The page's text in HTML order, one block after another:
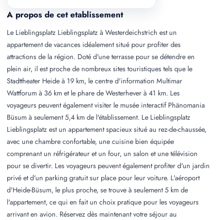
A propos de cet etablissement
Le Lieblingsplatz Lieblingsplatz à Westerdeichstrich est un
appartement de vacances idéalement situé pour profiter des
attractions de la région. Doté d'une terrasse pour se détendre en
plein air, il est proche de nombreux sites touristiques tels que le
Stadttheater Heide à 19 km, le centre d'information Multimar
Wattforum à 36 km et le phare de Westerhever à 41 km. Les
voyageurs peuvent également visiter le musée interactif Phänomania
Büsum à seulement 5,4 km de l'établissement. Le Lieblingsplatz
Lieblingsplatz est un appartement spacieux situé au rez-de-chaussée,
avec une chambre confortable, une cuisine bien équipée
comprenant un réfrigérateur et un four, un salon et une télévision
pour se divertir. Les voyageurs peuvent également profiter d'un jardin
privé et d'un parking gratuit sur place pour leur voiture. L'aéroport
d'Heide-Büsum, le plus proche, se trouve à seulement 5 km de
l'appartement, ce qui en fait un choix pratique pour les voyageurs
arrivant en avion. Réservez dès maintenant votre séjour au